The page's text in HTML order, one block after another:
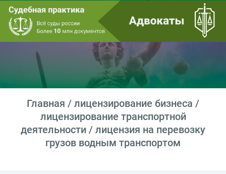
Главная / лицензирование бизнеса /
лицензирование транспортной
деятельности / лицензия на перевозку
грузов водным транспортом